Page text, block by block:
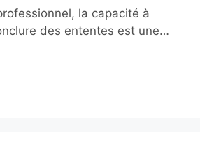
de
négocier
la capacité à
des ententes est une…